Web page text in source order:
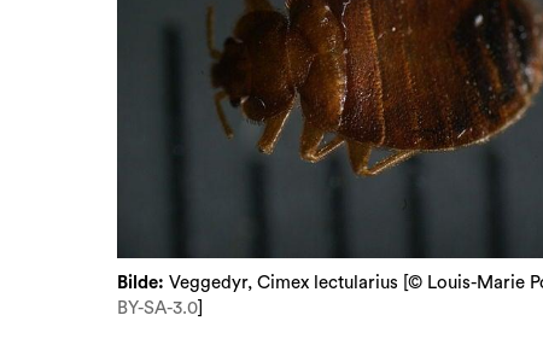
Bilde: Veggedyr, Cimex lectularius [© Louis-Marie
BY-SA-3.0